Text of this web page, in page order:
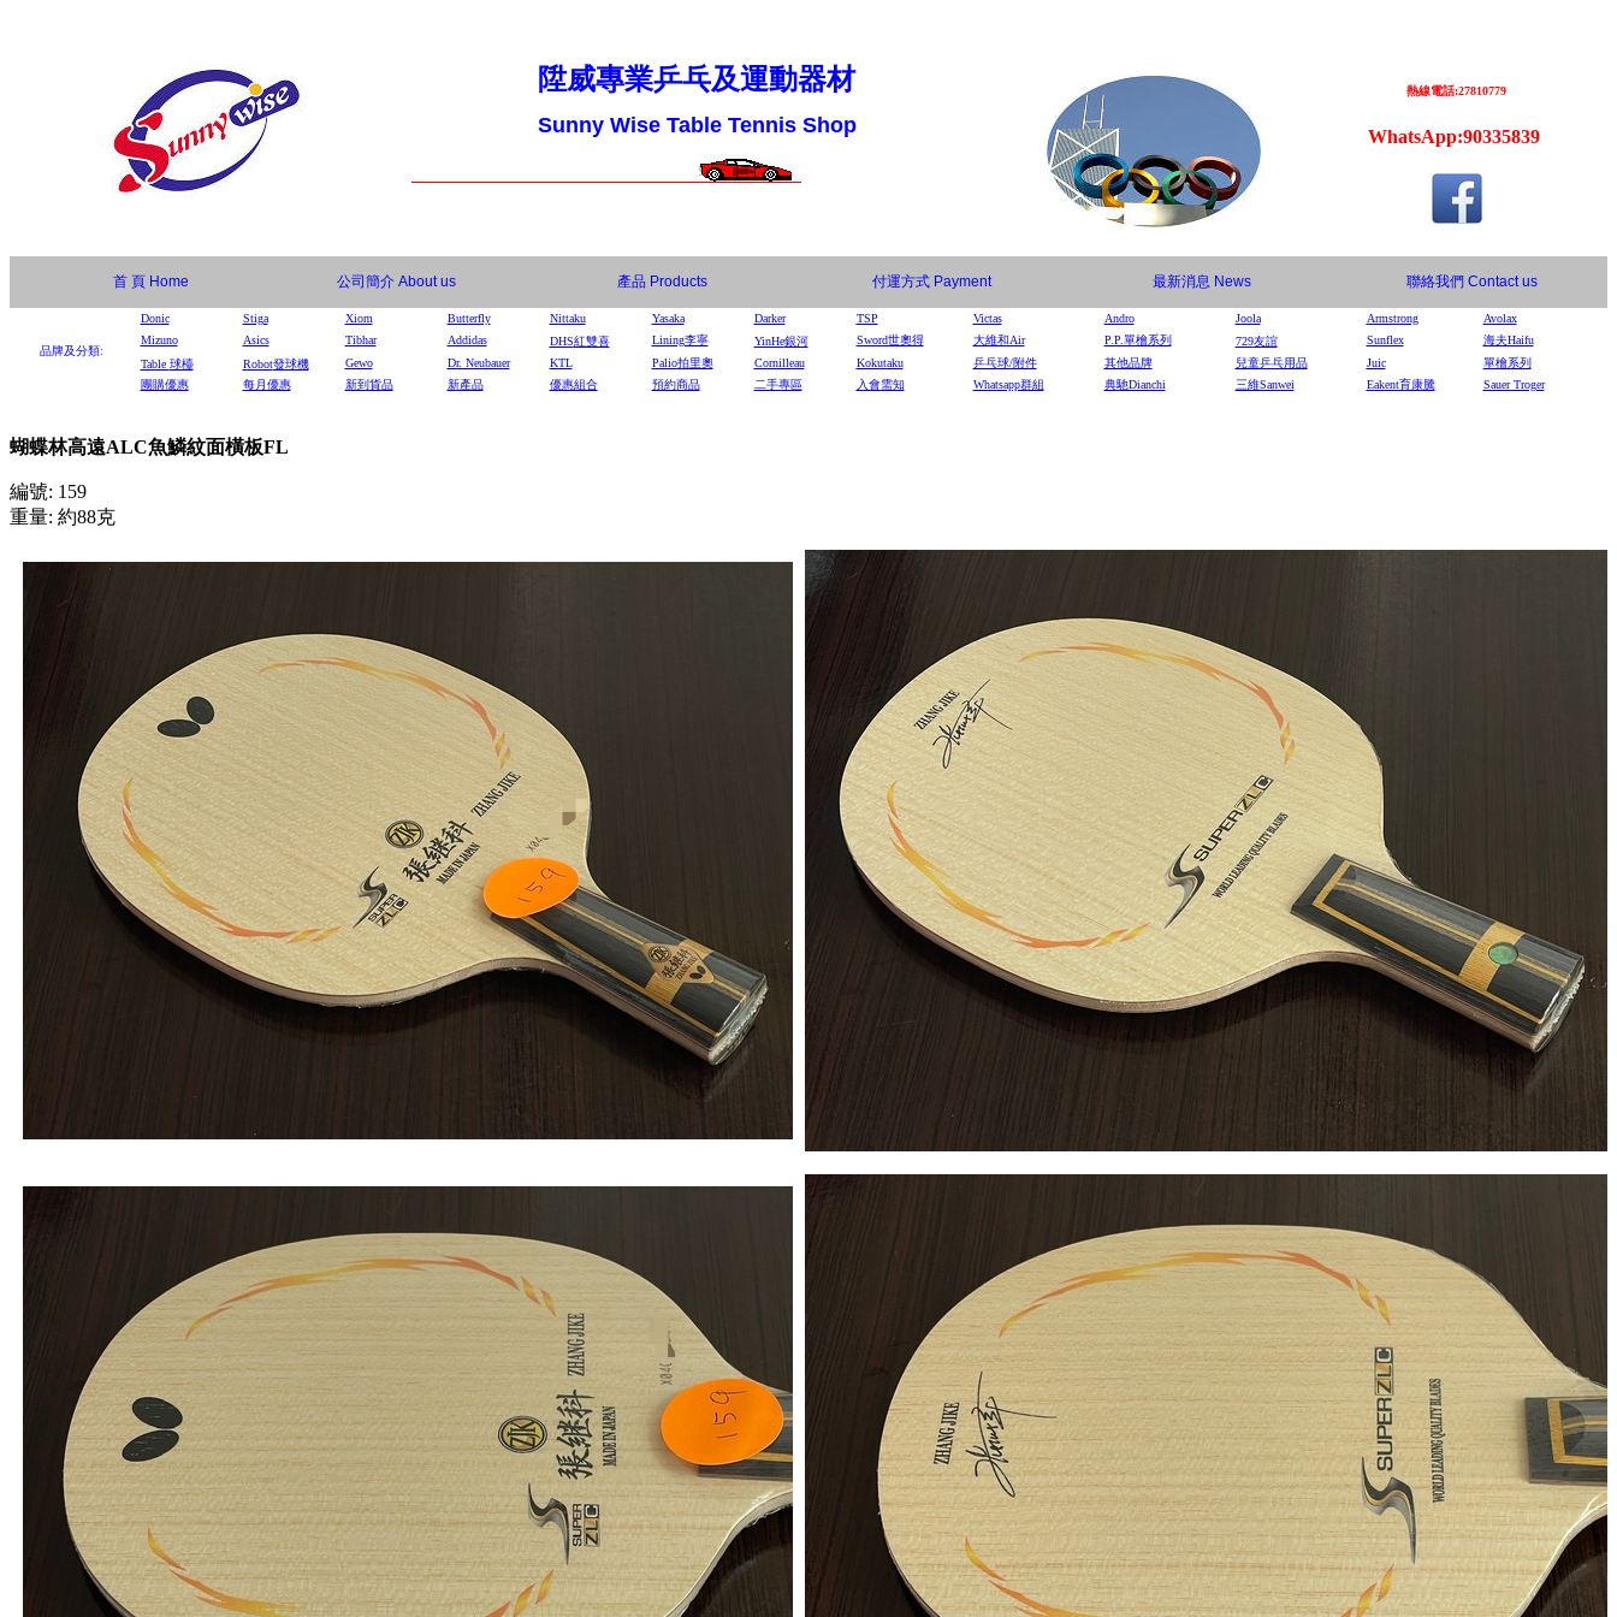
陞威專業乒乓及運動器材
Sunny Wise Table Tennis Shop
熱線電話:27810779
WhatsApp:90335839
首 頁 Home 公司簡介 About us 產品 Products 付運方式 Payment 最新消息 News 聯絡我們 Contact us
品牌及分類:
Donic Stiga Xiom Butterfly Nittaku Yasaka Darker TSP Victas Andro Joola Armstrong
Avolax
Mizuno
Asics Tibhar Addidas DHS紅雙喜 Lining李寧 YinHe銀河 Sword世奧得 大維和Air P.P.單檜系列 729友誼 Sunflex
海夫Haifu
Table 球檯 Robot發球機 Gewo Dr. Neubauer KTL Palio拍里奧 Cornilleau Kokutaku 乒乓球/附件 其他品牌 兒童乒乓用品 Juic
單檜系列
團購優惠
每月優惠 新到貨品 新產品 優惠組合 預約商品 二手專區 入會需知 Whatsapp群組 典馳Dianchi 三維Sanwei Eakent育康騰 Sauer Troger
蝴蝶林高遠ALC魚鱗紋面橫板FL
編號: 159
重量: 約88克